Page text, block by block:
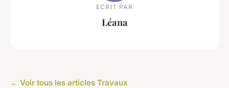
ECRIT PAR
Léana
← Voir tous les articles Travaux